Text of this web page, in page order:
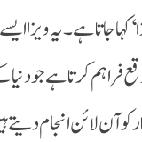
جاتا ہے۔ یہ ویزا
فراہم کرتا ہے جو
کو آن لائن انجام